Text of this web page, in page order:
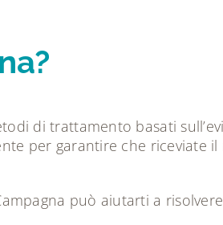
di trattamento basati
per garantire che riceviate il
può aiutarti a